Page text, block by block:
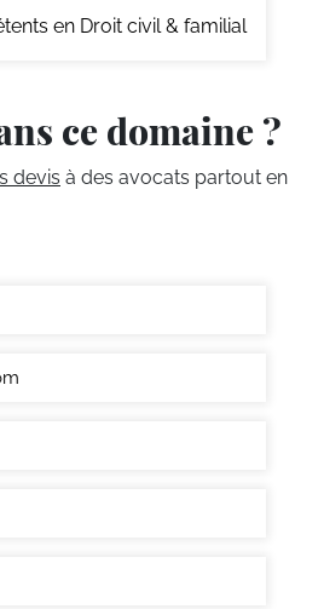
en Droit civil & familial
ce domaine ?
devis à des avocats partout en